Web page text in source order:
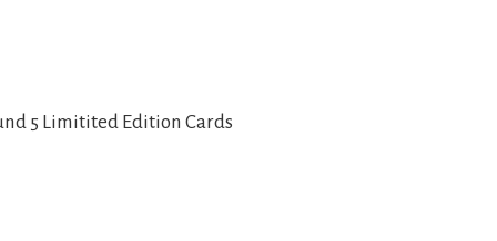
5 Limitited Edition Cards